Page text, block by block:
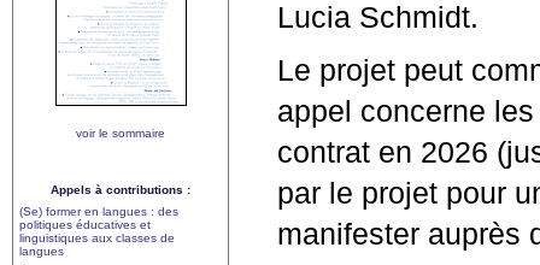
Lucia Schmidt.
Le projet peut
appel concerne
contrat en 2026
par le projet pour
manifester auprès
voir le sommaire
Appels à contributions :
(Se) former en langues : des
politiques éducatives et
linguistiques aux classes de
langues